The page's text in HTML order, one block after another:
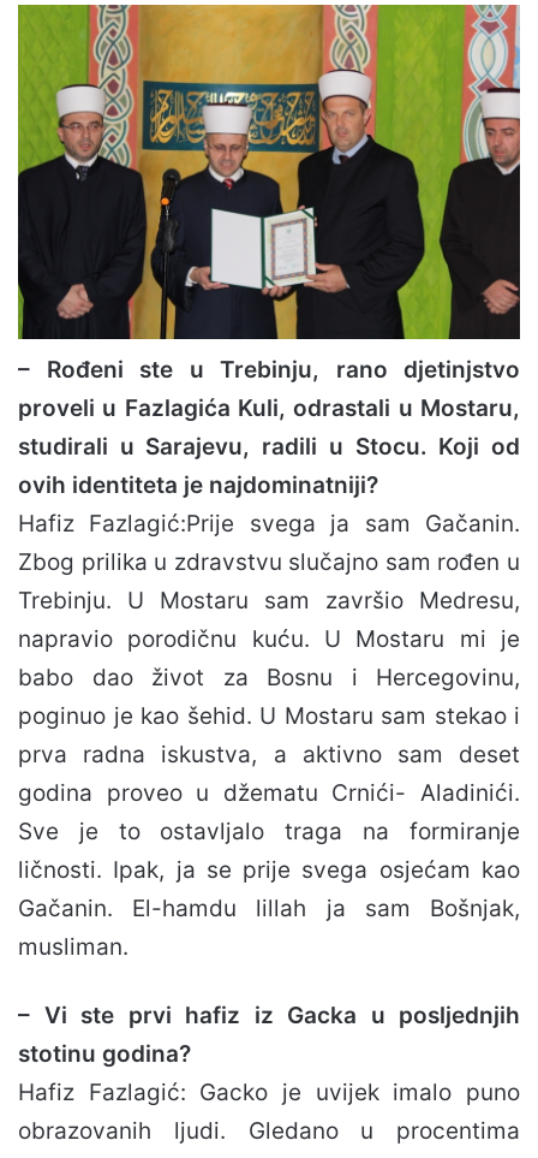
– Rođeni ste u Trebinju, rano djetinjstvo
proveli u Fazlagića Kuli, odrastali u Mostaru,
studirali u Sarajevu, radili u Stocu. Koji od
ovih identiteta je najdominatniji?
Hafiz Fazlagić:Prije svega ja sam Gačanin.
Zbog prilika u zdravstvu slučajno sam rođen u
Trebinju. U Mostaru sam završio Medresu,
napravio porodičnu kuću. U Mostaru mi je
babo dao život za Bosnu i Hercegovinu,
poginuo je kao šehid. U Mostaru sam stekao i
prva radna iskustva, a aktivno sam deset
godina proveo u džematu Crnići- Aladinići.
Sve je to ostavljalo traga na formiranje
ličnosti. Ipak, ja se prije svega osjećam kao
Gačanin. El-hamdu lillah ja sam Bošnjak,
musliman.
– Vi ste prvi hafiz iz Gacka u posljednjih
stotinu godina?
Hafiz Fazlagić: Gacko je uvijek imalo puno
obrazovanih ljudi. Gledano u procentima